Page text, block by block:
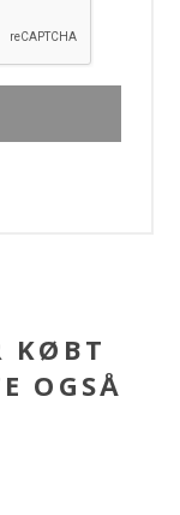
KØBT
OGSÅ